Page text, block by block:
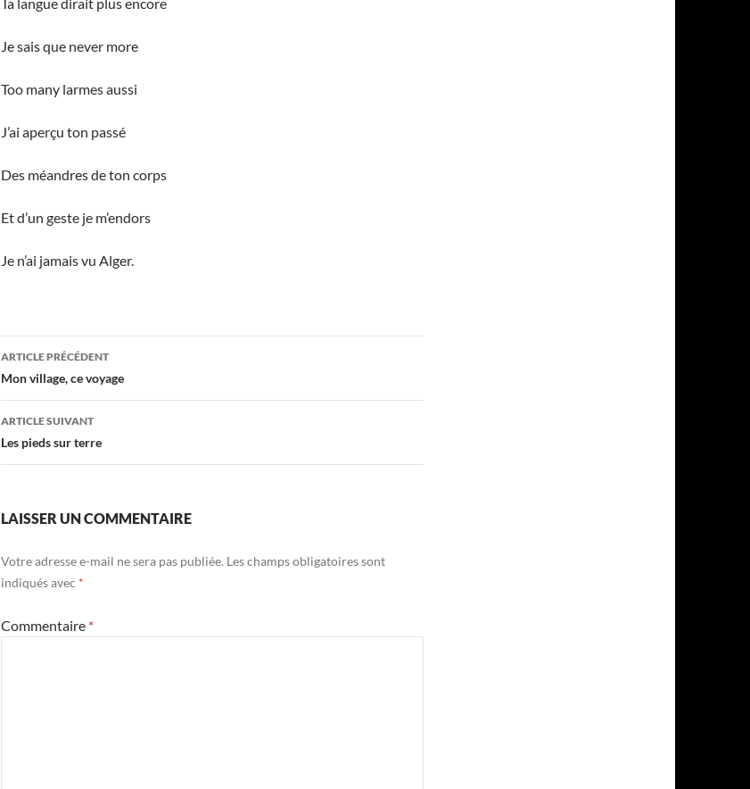
Je sais que never more
Too many larmes aussi
J’ai aperçu ton passé
Des méandres de ton corps
Et d’un geste je m’endors
Je n’ai jamais vu Alger.
Navigation
des
articles
ARTICLE PRÉCÉDENT
Mon village, ce voyage
ARTICLE SUIVANT
Les pieds sur terre
LAISSER UN COMMENTAIRE
Votre adresse e-mail ne sera pas publiée. Les champs obligatoires sont
indiqués avec *
Commentaire *